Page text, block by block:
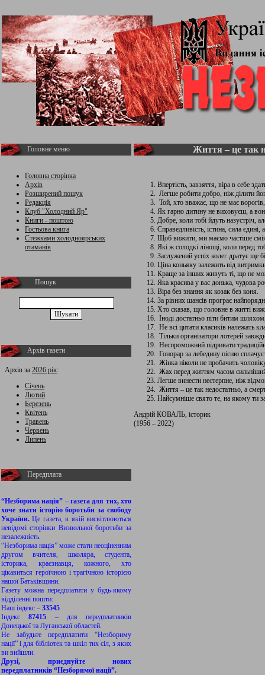
Головне меню
Головна сторінка
Архів
Розширений пошук
Редакція
Клуб "Холодний Яр"
Книги - поштою
Гостьова книга
Стежками холодноярських
отаманів
Пошук
Архів газети
Архів за 2026 рік:
Січень
Лютий
Березень
Квітень
Травень
Червень
Липень
Передплата
“Незборима нація” – газета для тих, хто
хоче знати історію боротьби за свободу
України.Це газета, в якій висвітлюються
невідомі сторінки Визвольної боротьби за
незалежність.
“Незборима нація” може стати неоціненним
другом вчителя, школяра, студента,
історика, краєзнавця, кожного, хто
цікавиться героїчною і трагічною історією
нашої Батьківщини.
Газету можна передплатити у будь-якому
відділенні пошти:
Наш індекс – 33545
Індекс87415 – для передплатників
Донецької та Луганської областей.
Не забудьте передплатити “Незбориму
нації” і для бібліотек та шкіл тих сіл, з яких
ви вийшли.
Друзі, приєднуйте нових
передплатників “Незборимої нації”.
Життя – це так
Впертість, завзяття, віра в себе
Легше робити добро, ніж ділити
Той, хто вважає, що не має ворогів,
Як гарно дитину не виховуєш, а
Добре, коли тобі йдуть назустріч,
Справедливість, істина, сила
Щоб вижити, ми маємо частіше
Які ж солодкі лінощі, коли перед
Заслужений успіх колег дратує ще
Ціна коньяку залежить від
Краще за інших живуть ті, що не
Яка красива у вас донька, чудова
Віра без знання як козак без коня.
За рівних шансів програє
Хто сказав, що головне в житті
Іноді достатньо піти битим
Не всі цитати класиків належать
Тільки організатори лотерей
Неспроможний підривати
Гонорар за лебедину пісню
Жінка ніколи не пробачить
Жах перед життям часом
Легше винести нестерпне, ніж
Життя – це так недостатньо, а
Найсумніше свято те, на якому ти
Андрій КОВАЛЬ, історик
(1956 – 2022)